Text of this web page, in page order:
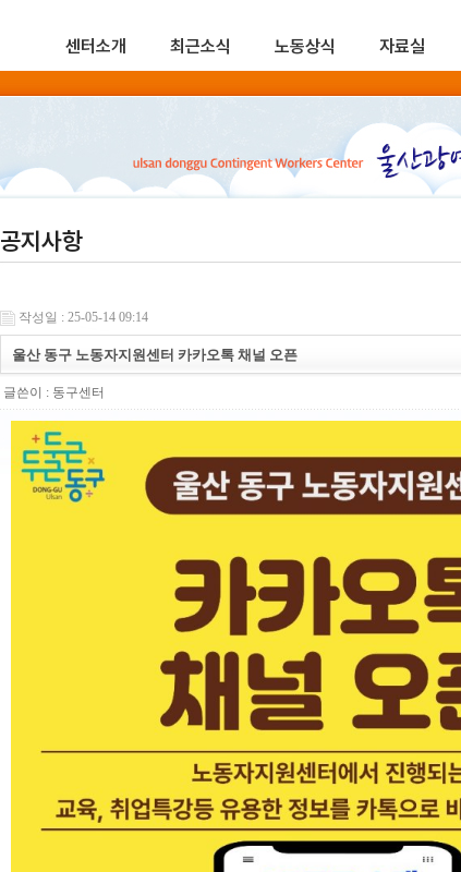
센터소개 최근소식 노동상식 자료실
공지사항
작성일 : 25-05-14 09:14
울산 동구 노동자지원센터 카카오톡 채널 오픈
글쓴이 : 동구센터